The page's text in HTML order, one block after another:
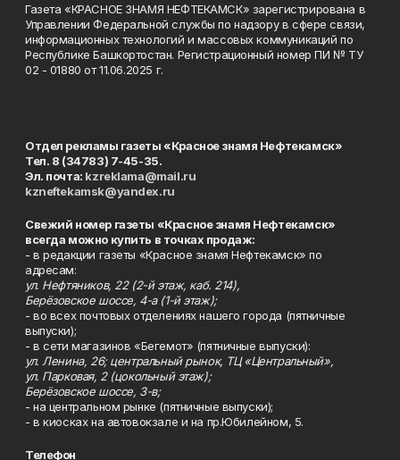
Газета «КРАСНОЕ ЗНАМЯ НЕФТЕКАМСК» зарегистрирована в
Управлении Федеральной службы по надзору в сфере связи,
информационных технологий и массовых коммуникаций по
Республике Башкортостан. Регистрационный номер ПИ № ТУ
02 - 01880 от 11.06.2025 г.
Отдел рекламы газеты «Красное знамя Нефтекамск»
Тел. 8 (34783) 7-45-35.
Эл. почта: kzreklama@mail.ru
kzneftekamsk@yandex.ru
Свежий номер газеты «Красное знамя Нефтекамск»
всегда можно купить в точках продаж:
- в редакции газеты «Красное знамя Нефтекамск» по
адресам:
ул. Нефтяников, 22 (2-й этаж, каб. 214),
Берёзовское шоссе, 4-а (1-й этаж);
- во всех почтовых отделениях нашего города (пятничные
выпуски);
- в сети магазинов «Бегемот» (пятничные выпуски):
ул. Ленина, 26; центральный рынок, ТЦ «Центральный»,
ул. Парковая, 2 (цокольный этаж);
Берёзовское шоссе, 3-в;
- на центральном рынке (пятничные выпуски);
- в киосках на автовокзале и на пр.Юбилейном, 5.
Телефон